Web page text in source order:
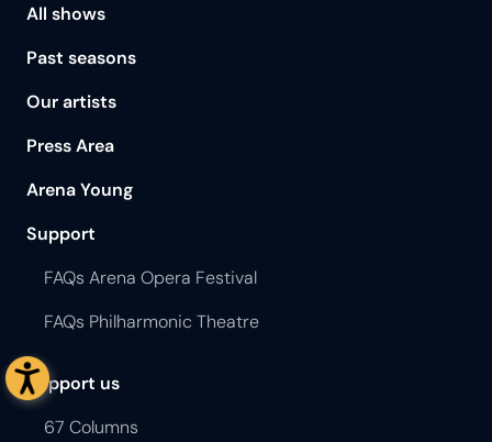
All shows
Past seasons
Our artists
Press Area
Arena Young
Support
FAQs Arena Opera Festival
FAQs Philharmonic Theatre
Support us
67 Columns